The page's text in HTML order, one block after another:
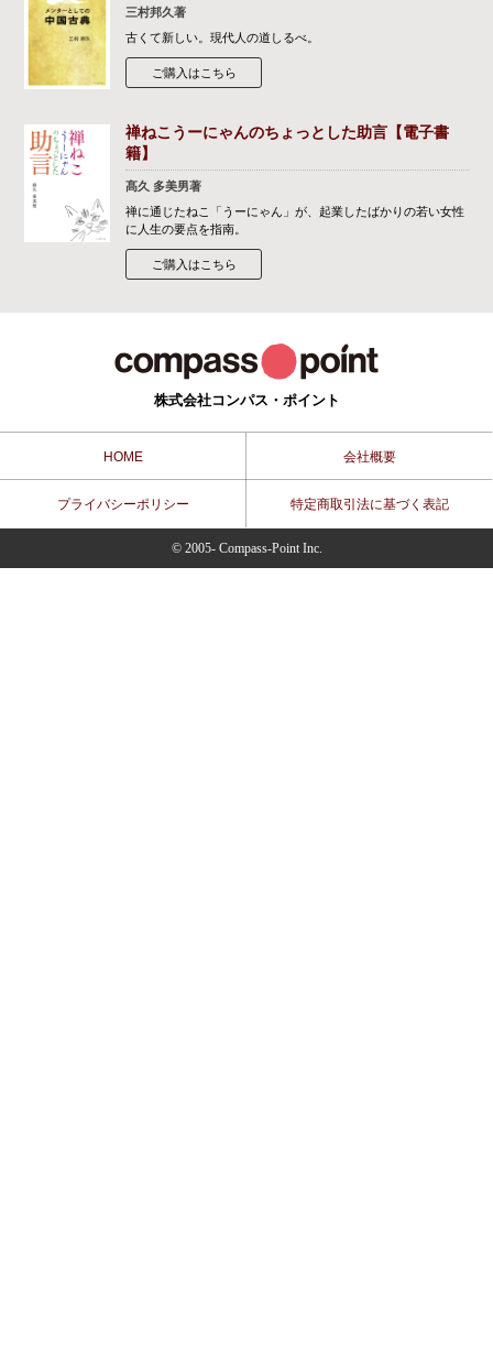
三村邦久著
古くて新しい。現代人の道しるべ。
ご購入はこちら
禅ねこうーにゃんのちょっとした助言【電子書
籍】
髙久 多美男著
禅に通じたねこ「うーにゃん」が、起業したばかりの若い女性
に人生の要点を指南。
ご購入はこちら
株式会社コンパス・ポイント
HOME 会社概要
プライバシーポリシー 特定商取引法に基づく表記
© 2005- Compass-Point Inc.